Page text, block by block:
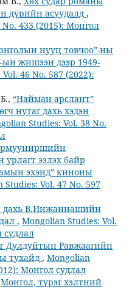
дүрийн асуудалд ,
433 (2015): Монгол
нууц товчоо”-ны
ын жишээн дээр 1949-
46 No. 587 (2022):
“Найман арслант”
нутаг дахь хэдэн
Studies: Vol. 38 No.
эзлэх байр
эхэнд” киноны
Studies: Vol. 47 No. 597
дахь В.Инжаннашийн
, Mongolian Studies: Vol.
судлал
Дулдуйтын Равжаагийн
тухайд , Mongolian
Монгол судлал
Монгол, түрэг хэлтний